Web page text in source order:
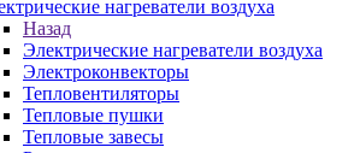
нагреватели воздуха
Назад
Электрические нагреватели воздуха
Электроконвекторы
Тепловентиляторы
Тепловые пушки
Тепловые завесы